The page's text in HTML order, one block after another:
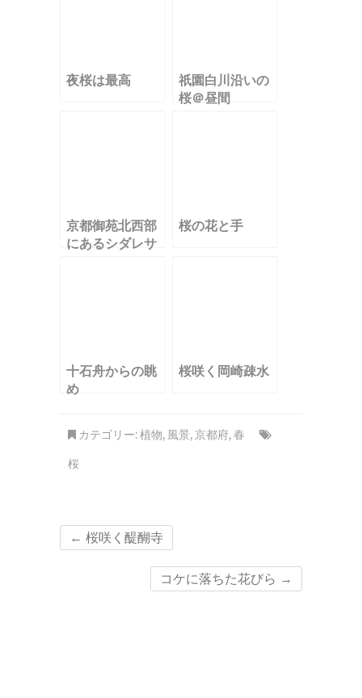
夜桜は最高
祇園白川沿いの
桜＠昼間
京都御苑北西部
にあるシダレサ
桜の花と手
十石舟からの眺
め
桜咲く岡崎疎水
カテゴリー:植物, 風景, 京都府,春
桜
← 桜咲く醍醐寺
コケに落ちた花びら →